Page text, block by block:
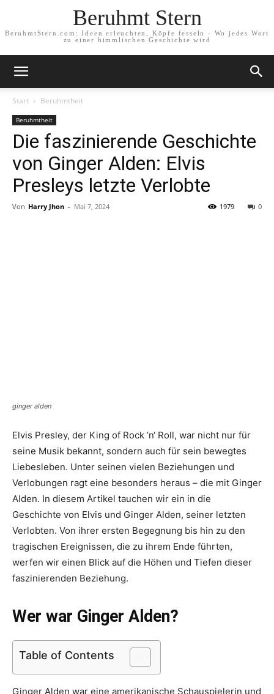
Beruhmt Stern
BeruhmtStern.com: Ideen erleuchten, Köpfe fesseln - Wo jedes Wort
zu einer himmlischen Geschichte wird
Start Beruhmtheit
Beruhmtheit
Die faszinierende Geschichte
von Ginger Alden: Elvis
Presleys letzte Verlobte
Von Harry Jhon - Mai 7, 2024 0
1979
ginger alden
Elvis Presley, der King of Rock ’n‘ Roll, war nicht nur für
seine Musik bekannt, sondern auch für sein bewegtes
Liebesleben. Unter seinen vielen Beziehungen und
Verlobungen ragt eine besonders heraus – die mit Ginger
Alden. In diesem Artikel tauchen wir ein in die
Geschichte von Elvis und Ginger Alden, seiner letzten
Verlobten. Von ihrer ersten Begegnung bis hin zu den
tragischen Ereignissen, die zu ihrem Ende führten,
werfen wir einen Blick auf die Höhen und Tiefen dieser
faszinierenden Beziehung.
Wer war Ginger Alden?
Table of Contents
Ginger Alden war eine amerikanische Schauspielerin und